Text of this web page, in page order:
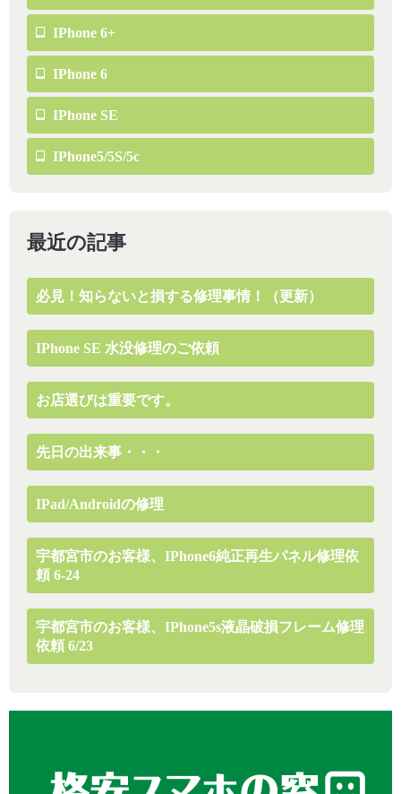
IPhone 6+
IPhone 6
IPhone SE
IPhone5/5S/5c
最近の記事
必見！知らないと損する修理事情！（更新）
IPhone SE 水没修理のご依頼
お店選びは重要です。
先日の出来事・・・
IPad/Androidの修理
宇都宮市のお客様、iPhone6純正再生パネル修理依
頼 6-24
宇都宮市のお客様、iPhone5s液晶破損フレーム修理
依頼 6/23